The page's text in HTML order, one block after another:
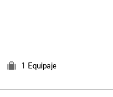
1 Equipaje